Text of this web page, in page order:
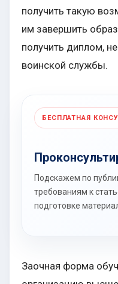
получить такую
им завершить
получить диплом,
воинской службы.
БЕСПЛАТНАЯ
Подскажем по
требованиям к
подготовке
Заочная форма